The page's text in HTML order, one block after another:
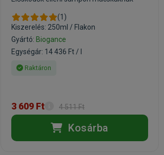
(1)
Kiszerelés: 250ml / Flakon
Gyártó: Biogance
Egységár: 14 436 Ft / l
Raktáron
3 609 Ft 4 511 Ft
Kosárba